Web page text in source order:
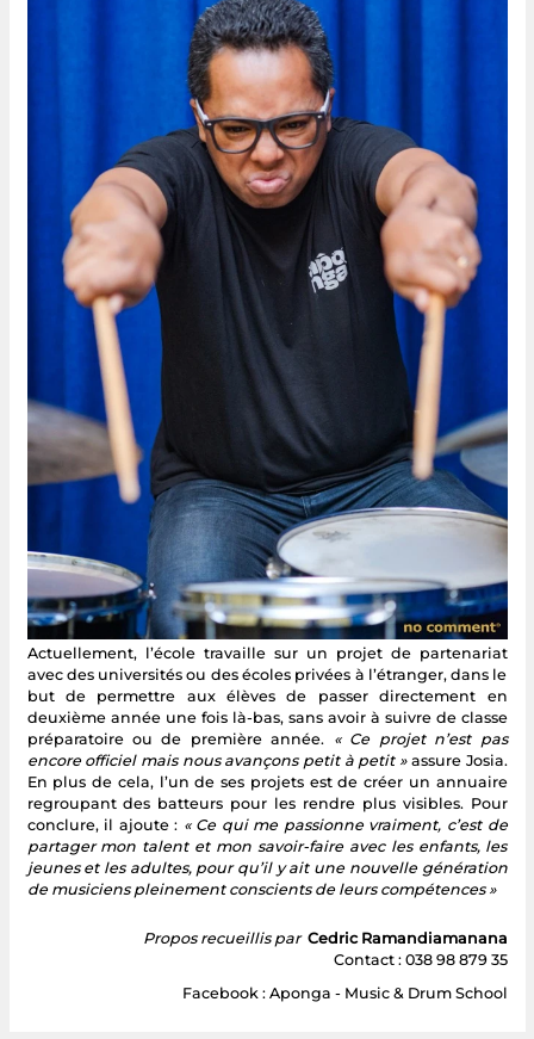
Actuellement, l’école travaille sur un projet de partenariat
avec des universités ou des écoles privées à l’étranger, dans le
but de permettre aux élèves de passer directement en
deuxième année une fois là-bas, sans avoir à suivre de classe
préparatoire ou de première année. « Ce projet n’est pas
encore officiel mais nous avançons petit à petit »assure Josia.
En plus de cela, l’un de ses projets est de créer un annuaire
regroupant des batteurs pour les rendre plus visibles. Pour
conclure, il ajoute : « Ce qui me passionne vraiment, c’est de
partager mon talent et mon savoir-faire avec les enfants, les
jeunes et les adultes, pour qu’il y ait une nouvelle génération
de musiciens pleinement conscients de leurs compétences »
Propos recueillis par Cedric Ramandiamanana
Contact : 038 98 879 35
Facebook : Aponga - Music & Drum School